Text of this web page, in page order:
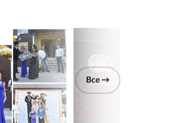
Все →